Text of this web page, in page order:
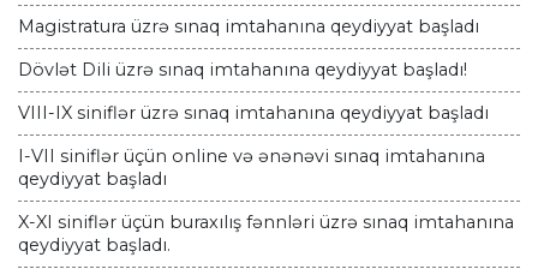
Magistratura üzrə sınaq imtahanına qeydiyyat başladı
Dövlət Dili üzrə sınaq imtahanına qeydiyyat başladı!
VIII-IX siniflər üzrə sınaq imtahanına qeydiyyat başladı
I-VII siniflər üçün online və ənənəvi sınaq imtahanına
qeydiyyat başladı
X-XI siniflər üçün buraxılış fənnləri üzrə sınaq imtahanına
qeydiyyat başladı.